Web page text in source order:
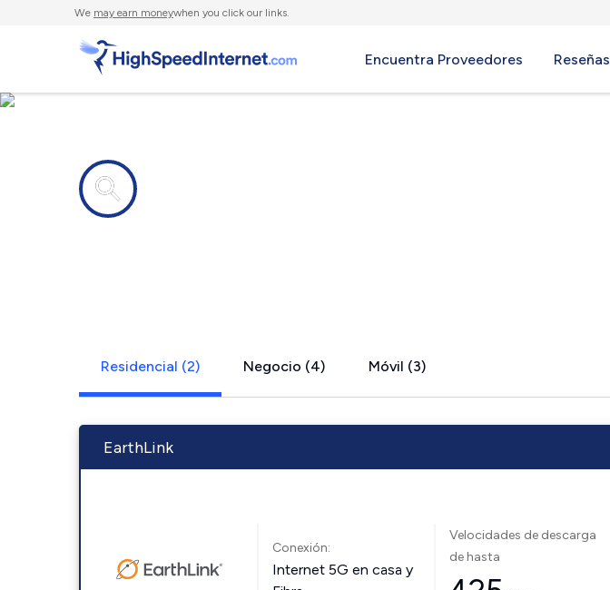
We may earn moneywhen you click our links.
Encuentra Proveedores Reseñas
Residencial (2) Negocio (4) Móvil (3)
EarthLink
Conexión:
Internet 5G en casa y
Velocidades de descarga
de hasta